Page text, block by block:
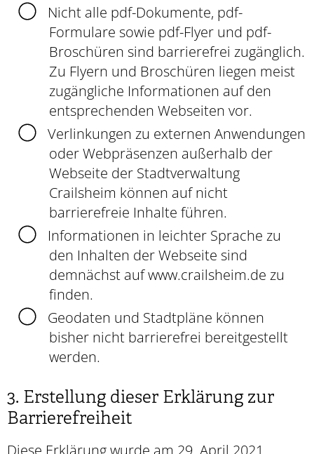
Nicht alle pdf-Dokumente, pdf-
Formulare sowie pdf-Flyer und pdf-
Broschüren sind barrierefrei zugänglich.
Zu Flyern und Broschüren liegen meist
zugängliche Informationen auf den
entsprechenden Webseiten vor.
Verlinkungen zu externen Anwendungen
oder Webpräsenzen außerhalb der
Webseite der Stadtverwaltung
Crailsheim können auf nicht
barrierefreie Inhalte führen.
Informationen in leichter Sprache zu
den Inhalten der Webseite sind
demnächst auf www.crailsheim.de zu
finden.
Geodaten und Stadtpläne können
bisher nicht barrierefrei bereitgestellt
werden.
3. Erstellung dieser Erklärung zur
Barrierefreiheit